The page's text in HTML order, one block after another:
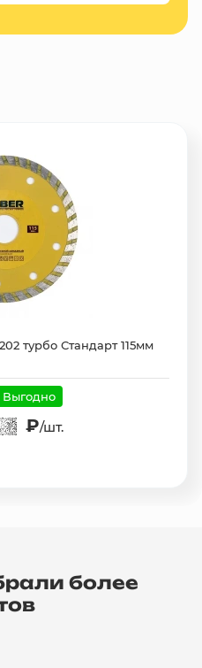
турбо Стандарт 115мм
Выгодно
₽/шт.
более